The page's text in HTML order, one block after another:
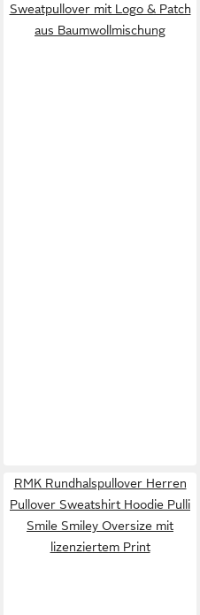
Sweatpullover mit Logo & Patch
aus Baumwollmischung
RMK Rundhalspullover Herren
Pullover Sweatshirt Hoodie Pulli
Smile Smiley Oversize mit
lizenziertem Print